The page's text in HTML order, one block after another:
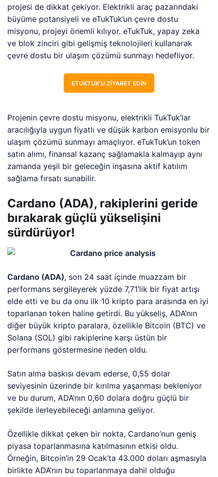
projesi de dikkat çekiyor. Elektrikli araç pazarındaki
büyüme potansiyeli ve eTukTuk’un çevre dostu
misyonu, projeyi önemli kılıyor. eTukTuk, yapay zeka
ve blok zinciri gibi gelişmiş teknolojileri kullanarak
çevre dostu bir ulaşım çözümü sunmayı hedefliyor.
ETUKTUK’U ZIYARET EDIN
Projenin çevre dostu misyonu, elektrikli TukTuk’lar
aracılığıyla uygun fiyatlı ve düşük karbon emisyonlu bir
ulaşım çözümü sunmayı amaçlıyor. eTukTuk’un token
satın alımı, finansal kazanç sağlamakla kalmayıp aynı
zamanda yeşil bir geleceğin inşasına aktif katılım
sağlama fırsatı sunabilir.
Cardano (ADA), rakiplerini geride
bırakarak güçlü yükselişini
sürdürüyor!
Cardano (ADA), son 24 saat içinde muazzam bir
performans sergileyerek yüzde 7,71’lik bir fiyat artışı
elde etti ve bu da onu ilk 10 kripto para arasında en iyi
toparlanan token haline getirdi. Bu yükseliş, ADA’nın
diğer büyük kripto paralara, özellikle Bitcoin (BTC) ve
Solana (SOL) gibi rakiplerine karşı üstün bir
performans göstermesine neden oldu.
Satın alma baskısı devam ederse, 0,55 dolar
seviyesinin üzerinde bir kırılma yaşanması bekleniyor
ve bu durum, ADA’nın 0,60 dolara doğru güçlü bir
şekilde ilerleyebileceği anlamına geliyor.
Özellikle dikkat çeken bir nokta, Cardano’nun geniş
piyasa toparlanmasına katılmasının etkisi oldu.
Örneğin, Bitcoin’in 29 Ocak’ta 43.000 doları aşmasıyla
birlikte ADA’nın bu toparlanmaya dahil olduğu